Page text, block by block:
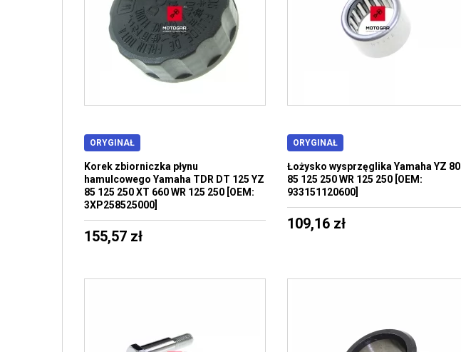
ORYGINAŁ
Korek zbiorniczka płynu
hamulcowego Yamaha TDR DT 125 YZ
85 125 250 XT 660 WR 125 250 [OEM:
3XP258525000]
155,57 zł
ORYGINAŁ
Łożysko wysprzęglika Yamaha YZ 80
85 125 250 WR 125 250 [OEM:
933151120600]
109,16 zł